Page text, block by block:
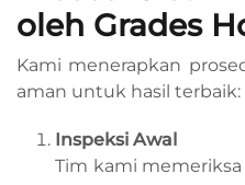
oleh Grades
Kami menerapkan
aman untuk hasil terbaik:
Inspeksi Awal
Tim kami